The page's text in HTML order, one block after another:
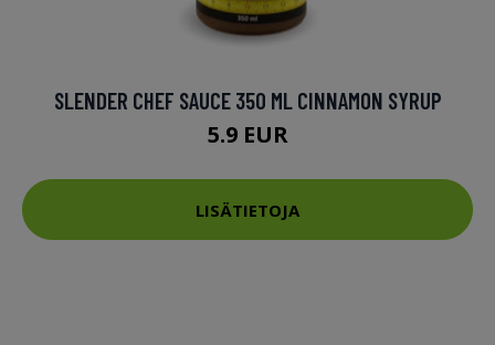
SLENDER CHEF SAUCE 350 ML CINNAMON SYRUP
5.9 EUR
LISÄTIETOJA